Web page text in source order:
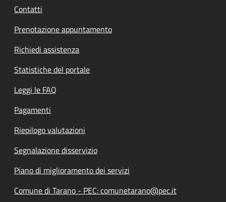
Contatti
Prenotazione appuntamento
Richiedi assistenza
Statistiche del portale
Leggi le FAQ
Pagamenti
Riepilogo valutazioni
Segnalazione disservizio
Piano di miglioramento dei servizi
Comune di Tarano - PEC: comunetarano@pec.it